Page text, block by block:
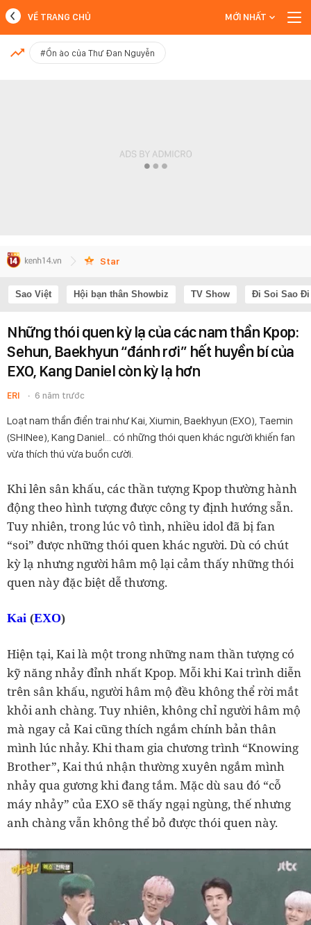
MỚI NHẤT
VỀ TRANG CHỦ MỚI NHẤT
#Ồn ào của Thư Đan Nguyễn
Star
Sao Việt Hội bạn thân Showbiz TV Show Đi Soi Sao Đi
Những thói quen kỳ lạ của các nam thần Kpop:
Sehun, Baekhyun “đánh rơi” hết huyền bí của
EXO, Kang Daniel còn kỳ lạ hơn
ERI 6 năm trước
Loạt nam thần điển trai như Kai, Xiumin, Baekhyun (EXO), Taemin
(SHINee), Kang Daniel... có những thói quen khác người khiến fan
vừa thích thú vừa buồn cười.
Khi lên sân khấu, các thần tượng Kpop thường hành
động theo hình tượng được công ty định hướng sẵn.
Tuy nhiên, trong lúc vô tình, nhiều idol đã bị fan
“soi” được những thói quen khác người. Dù có chút
kỳ lạ nhưng người hâm mộ lại cảm thấy những thói
quen này đặc biệt dễ thương.
Kai (EXO)
Hiện tại, Kai là một trong những nam thần tượng có
kỹ năng nhảy đỉnh nhất Kpop. Mỗi khi Kai trình diễn
trên sân khấu, người hâm mộ đều không thể rời mắt
khỏi anh chàng. Tuy nhiên, không chỉ người hâm mộ
mà ngay cả Kai cũng thích ngắm chính bản thân
mình lúc nhảy. Khi tham gia chương trình “Knowing
Brother”, Kai thú nhận thường xuyên ngắm mình
nhảy qua gương khi đang tắm. Mặc dù sau đó “cỗ
máy nhảy” của EXO sẽ thấy ngại ngùng, thế nhưng
anh chàng vẫn không thể bỏ được thói quen này.